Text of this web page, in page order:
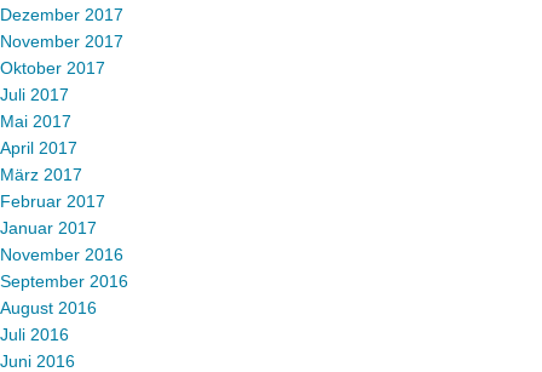
Dezember 2017
November 2017
Oktober 2017
Juli 2017
Mai 2017
April 2017
März 2017
Februar 2017
Januar 2017
November 2016
September 2016
August 2016
Juli 2016
Juni 2016